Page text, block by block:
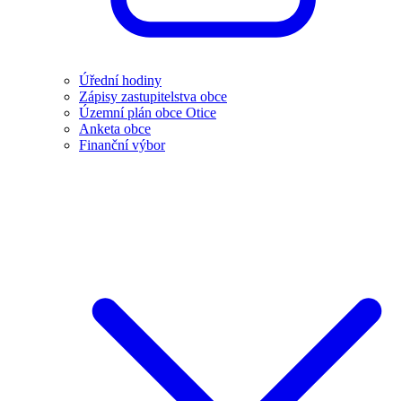
Úřední hodiny
Zápisy zastupitelstva obce
Územní plán obce Otice
Anketa obce
Finanční výbor